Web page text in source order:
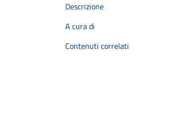
Descrizione
A cura di
Contenuti correlati